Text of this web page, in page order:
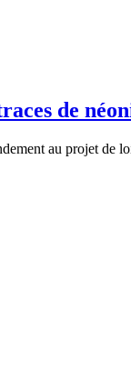
de
au projet